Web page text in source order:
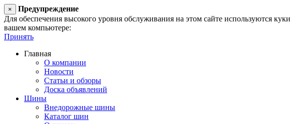
×
Предупреждение
Для обеспечения высокого уровня обслуживания на этом сайте используются
вашем компьютере:
Принять
Главная
О компании
Новости
Статьи и обзоры
Доска объявлений
Шины
Внедорожные шины
Каталог шин